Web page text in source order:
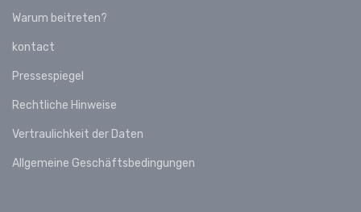
Warum beitreten?
kontact
Pressespiegel
Rechtliche Hinweise
Vertraulichkeit der Daten
Allgemeine Geschäftsbedingungen